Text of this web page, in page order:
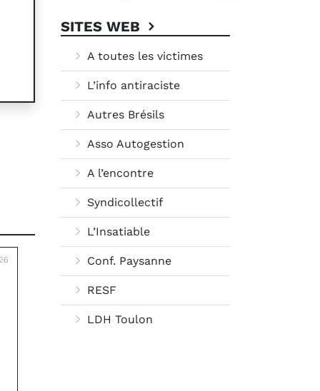
SITES WEB
A toutes les victimes
L’info antiraciste
Autres Brésils
Asso Autogestion
A l’encontre
Syndicollectif
L’Insatiable
Conf. Paysanne
RESF
LDH Toulon